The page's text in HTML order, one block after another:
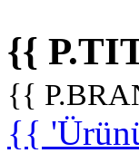
{{
{{
{{